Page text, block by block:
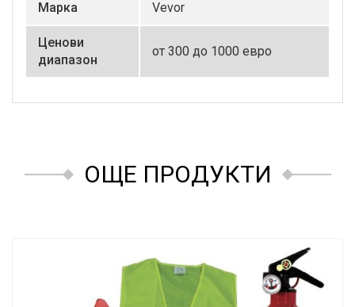
Маркa Vevor
Ценови
диапазон
от 300 до 1000 евро
ОЩЕ ПРОДУКТИ